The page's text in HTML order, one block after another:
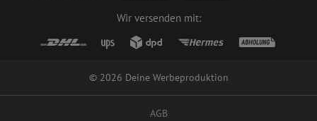
Wir versenden mit:
© 2026 Deine Werbeproduktion
AGB